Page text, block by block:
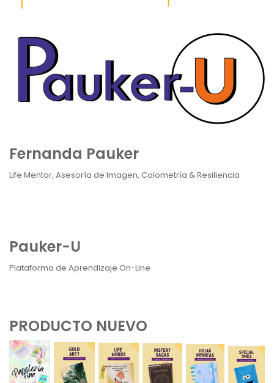
Fernanda Pauker
Life Mentor, Asesoría de Imagen, Colometría & Resiliencia
Pauker-U
Plataforma de Aprendizaje On-Line
PRODUCTO NUEVO